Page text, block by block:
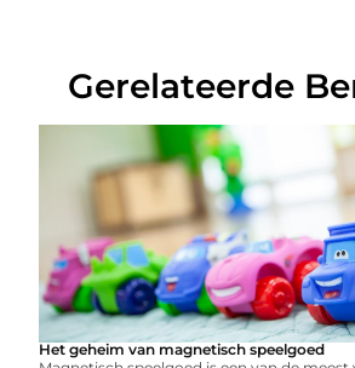
Gerelateerde
Het geheim van magnetisch speelgoed